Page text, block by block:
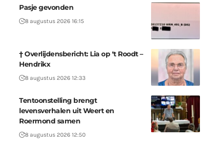
Pasje gevonden
8 augustus 2026 16:15
† Overlijdensbericht: Lia op ‘t Roodt –
Hendrikx
8 augustus 2026 12:33
Tentoonstelling brengt
levensverhalen uit Weert en
Roermond samen
8 augustus 2026 12:50